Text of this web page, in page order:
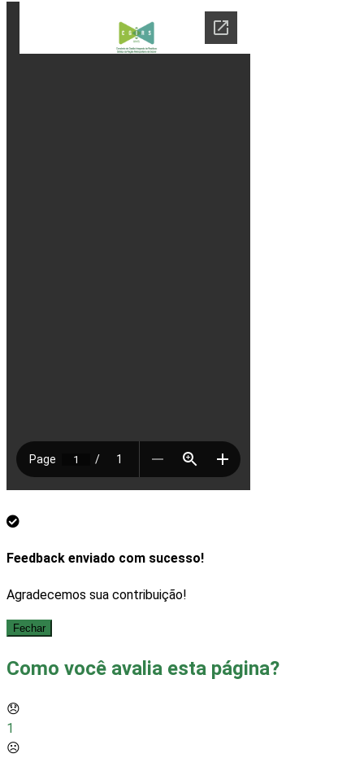
Feedback enviado com sucesso!
Agradecemos sua contribuição!
Fechar
Como você avalia esta página?
😞
1
☹️